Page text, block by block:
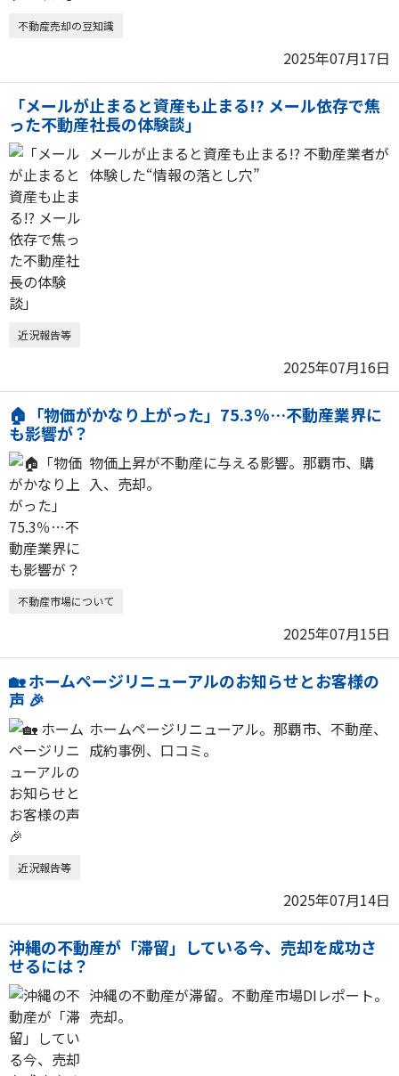
不動産売却の豆知識
2025年07月17日
「メールが止まると資産も止まる!? メール依存で焦
った不動産社長の体験談」
メールが止まると資産も止まる!? 不動産業者が
体験した“情報の落とし穴”
近況報告等
2025年07月16日
🏠「物価がかなり上がった」75.3％…不動産業界に
も影響が？
物価上昇が不動産に与える影響。那覇市、購
入、売却。
不動産市場について
2025年07月15日
🏡 ホームページリニューアルのお知らせとお客様の
声 🎉
ホームページリニューアル。那覇市、不動産、
成約事例、口コミ。
近況報告等
2025年07月14日
沖縄の不動産が「滞留」している今、売却を成功さ
せるには？
沖縄の不動産が滞留。不動産市場DIレポート。
売却。